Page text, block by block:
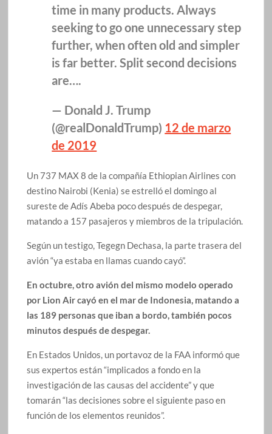
time in many products. Always
seeking to go one unnecessary step
further, when often old and simpler
is far better. Split second decisions
are….
— Donald J. Trump
(@realDonaldTrump) 12 de marzo
de 2019
Un 737 MAX 8 de la compañía Ethiopian Airlines con
destino Nairobi (Kenia) se estrelló el domingo al
sureste de Adís Abeba poco después de despegar,
matando a 157 pasajeros y miembros de la tripulación.
Según un testigo, Tegegn Dechasa, la parte trasera del
avión “ya estaba en llamas cuando cayó”.
En octubre, otro avión del mismo modelo operado
por Lion Air cayó en el mar de Indonesia, matando a
las 189 personas que iban a bordo, también pocos
minutos después de despegar.
En Estados Unidos, un portavoz de la FAA informó que
sus expertos están “implicados a fondo en la
investigación de las causas del accidente” y que
tomarán “las decisiones sobre el siguiente paso en
función de los elementos reunidos”.